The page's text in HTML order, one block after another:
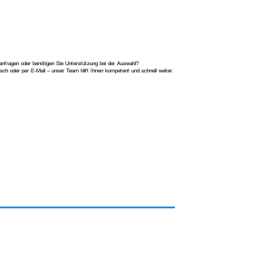
oder benötigen Sie Unterstützung bei der Auswahl?
oder per E-Mail – unser Team hilft Ihnen kompetent und schnell weiter.